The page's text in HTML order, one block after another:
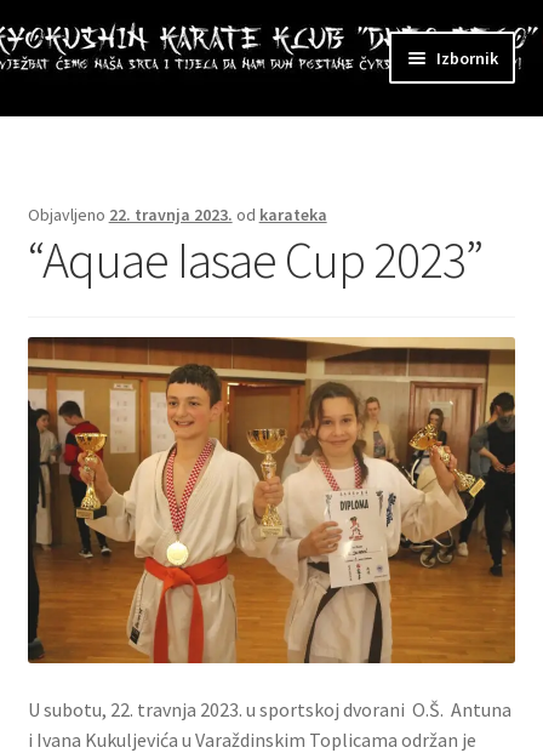
Preskoči
na
Skoči
do
Izbornik
Objavljeno 22. travnja 2023. od karateka
“Aquae Iasae Cup 2023”
U subotu, 22. travnja 2023. u sportskoj dvorani O.Š. Antuna
i Ivana Kukuljevića u Varaždinskim Toplicama održan je